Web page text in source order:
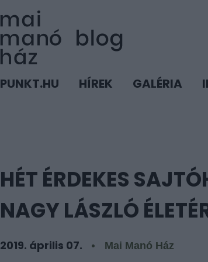
PUNKT.HU HÍREK GALÉRIA
HÉT ÉRDEKES
NAGY LÁSZLÓ
2019. április 07. Mai Manó Ház